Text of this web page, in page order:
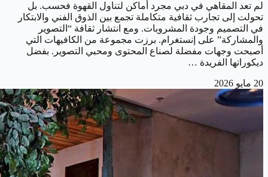
لم تعد المقاهي في دبي مجرد أماكن لتناول القهوة فحسب. بل
تحولت إلى تجارب ثقافية متكاملة تجمع بين الذوق الفني والابتكار
في التصميم وجودة المشروبات. ومع انتشار ثقافة “التصوير
والمشاركة” على إنستغرام. برزت مجموعة من الكافيهات التي
أصبحت وجهات مفضلة لصناع المحتوى ومحبي التصوير. بفضل
ديكوراتها الفريدة …
20 مايو 2026